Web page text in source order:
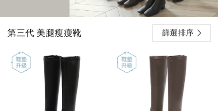
第三代 美腿瘦瘦靴 篩選排序